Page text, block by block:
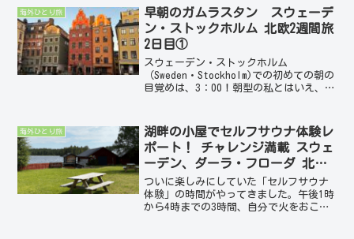
ところばかりです。注文したメニューや
金額もすべて公開！また...
海外ひとり旅
早朝のガムラスタン スウェーデ
ン・ストックホルム 北欧2週間旅
2日目①
スウェーデン・ストックホルム
（Sweden・Stockholm)での初めての朝の
目覚めは、3：00！朝型の私とはいえ、時
る・・。調べてみるとなんとこの時間で
も市バスは動...
海外ひとり旅
湖畔の小屋でセルフサウナ体験レ
ポート！ チャレンジ満載 スウェ
ーデン、ダーラ・フローダ 北欧2
週間旅7日目後編
ついに楽しみにしていた「セルフサウナ
体験」の時間がやってきました。午後1時
から4時までの3時間、自分で火をおこ